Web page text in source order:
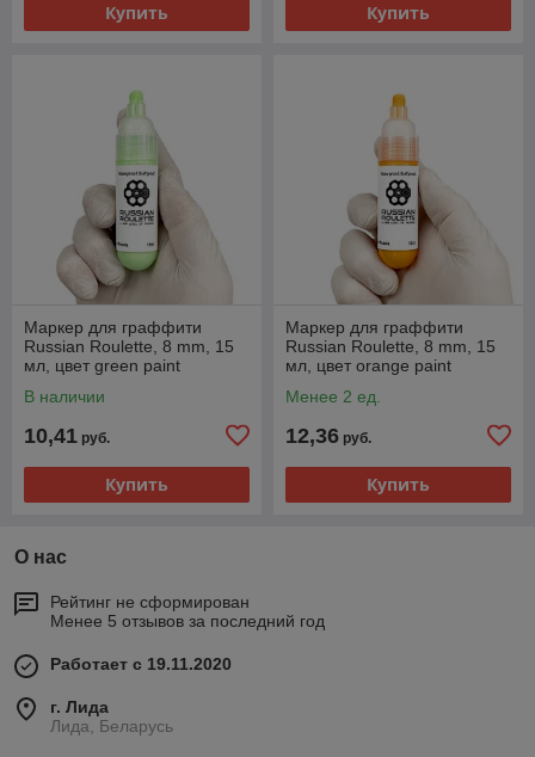
Купить Купить
Маркер для граффити
Russian Roulette, 8 mm, 15
мл, цвет green paint
В наличии
10,41 руб.
Купить
Маркер для граффити
Russian Roulette, 8 mm, 15
мл, цвет orange paint
Менее 2 ед.
12,36 руб.
Купить
О нас
Рейтинг не сформирован
Менее 5 отзывов за последний год
Работает с 19.11.2020
г. Лида
Лида, Беларусь